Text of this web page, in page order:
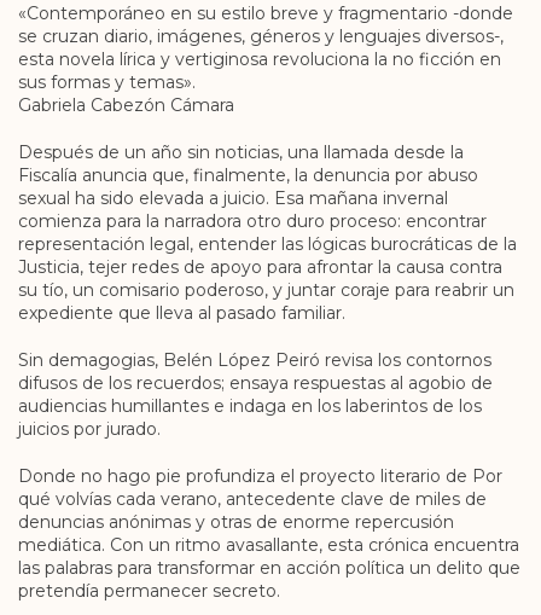
«Contemporáneo en su estilo breve y fragmentario -donde
se cruzan diario, imágenes, géneros y lenguajes diversos-,
esta novela lírica y vertiginosa revoluciona la no ficción en
sus formas y temas».
Gabriela Cabezón Cámara
Después de un año sin noticias, una llamada desde la
Fiscalía anuncia que, finalmente, la denuncia por abuso
sexual ha sido elevada a juicio. Esa mañana invernal
comienza para la narradora otro duro proceso: encontrar
representación legal, entender las lógicas burocráticas de la
Justicia, tejer redes de apoyo para afrontar la causa contra
su tío, un comisario poderoso, y juntar coraje para reabrir un
expediente que lleva al pasado familiar.
Sin demagogias, Belén López Peiró revisa los contornos
difusos de los recuerdos; ensaya respuestas al agobio de
audiencias humillantes e indaga en los laberintos de los
juicios por jurado.
Donde no hago pie profundiza el proyecto literario de Por
qué volvías cada verano, antecedente clave de miles de
denuncias anónimas y otras de enorme repercusión
mediática. Con un ritmo avasallante, esta crónica encuentra
las palabras para transformar en acción política un delito que
pretendía permanecer secreto.